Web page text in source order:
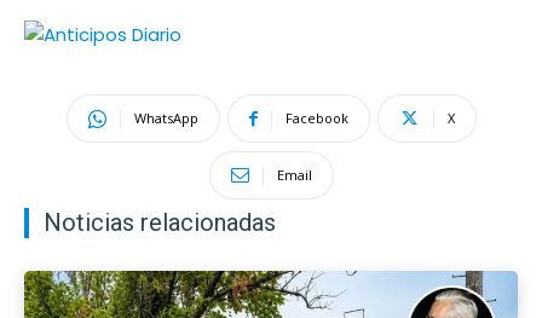
WhatsApp Facebook X
Email
Noticias relacionadas